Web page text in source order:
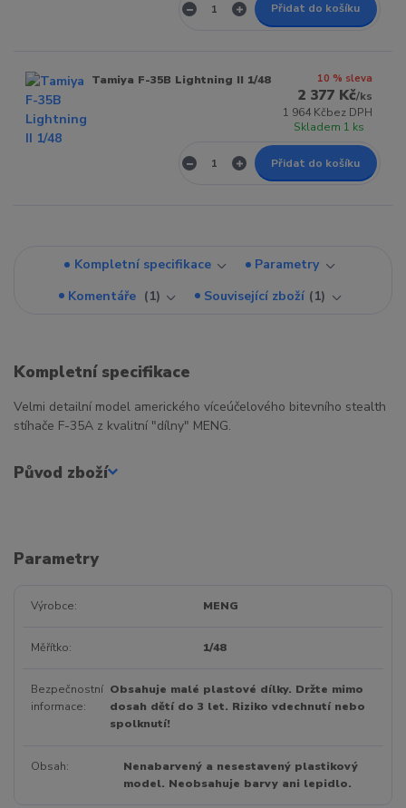
Přidat do košíku
Tamiya F-35B Lightning II 1/48 10 % sleva
2 377 Kč/ks
1 964 Kčbez DPH
Skladem 1 ks
Přidat do košíku
Kompletní specifikace
Parametry
Komentáře
1 Související zboží 1
Kompletní specifikace
Velmi detailní model amerického víceúčelového bitevního stealth
stíhače F-35A z kvalitní "dílny" MENG.
Původ zboží
Parametry
Výrobce MENG
Měřítko 1/48
Bezpečnostní
informace
Obsahuje malé plastové dílky. Držte mimo
dosah dětí do 3 let. Riziko vdechnutí nebo
spolknutí!
Obsah
Nenabarvený a nesestavený plastikový
model. Neobsahuje barvy ani lepidlo.